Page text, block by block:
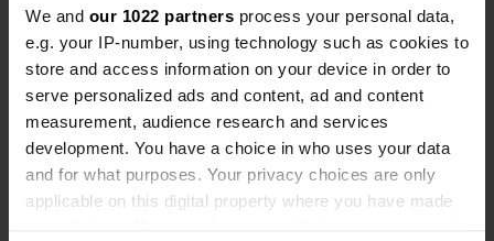
We and our 1022 partners process your personal data,
e.g. your IP-number, using technology such as cookies to
store and access information on your device in order to
serve personalized ads and content, ad and content
measurement, audience research and services
development. You have a choice in who uses your data
and for what purposes. Your privacy choices are only
applicable on this digital property where you have made
Contact
Locatie